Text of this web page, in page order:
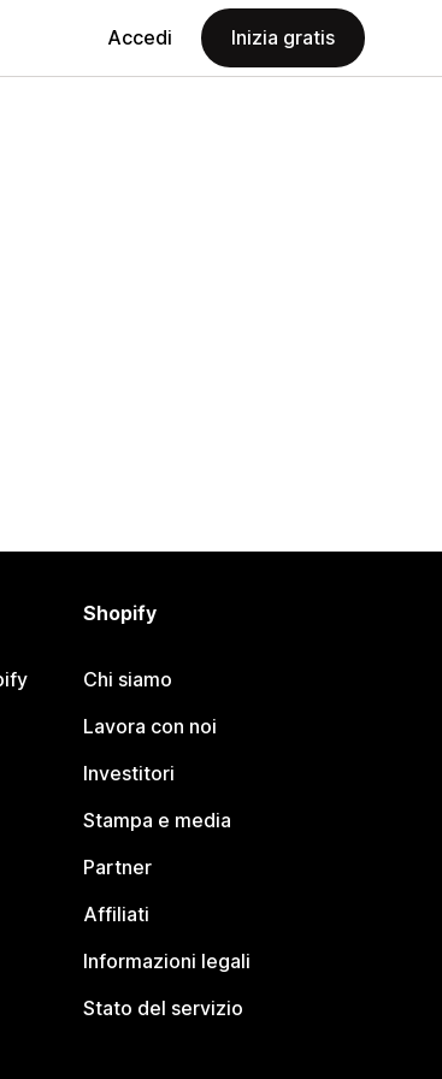
Accedi Inizia gratis
Shopify
Chi siamo
Lavora con noi
Investitori
Stampa e media
Partner
Affiliati
Informazioni legali
Stato del servizio